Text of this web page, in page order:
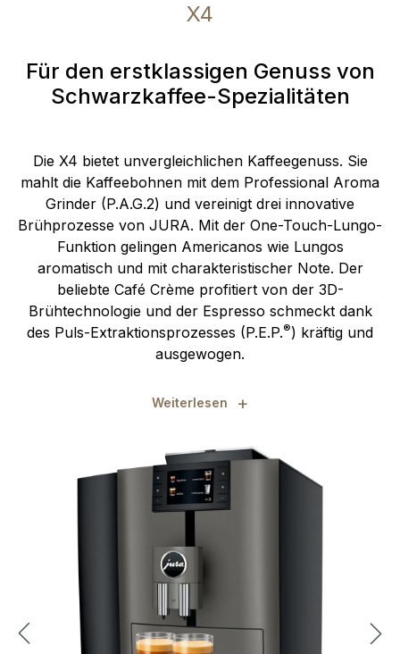
X4
Für den erstklassigen Genuss von
Schwarzkaffee-Spezialitäten
Die X4 bietet unvergleichlichen Kaffeegenuss. Sie
mahlt die Kaffeebohnen mit dem Professional Aroma
Grinder (P.A.G.2) und vereinigt drei innovative
Brühprozesse von JURA. Mit der One-Touch-Lungo-
Funktion gelingen Americanos wie Lungos
aromatisch und mit charakteristischer Note. Der
beliebte Café Crème profitiert von der 3D-
Brühtechnologie und der Espresso schmeckt dank
des Puls-Extraktionsprozesses (P.E.P.®) kräftig und
ausgewogen.
Weiterlesen +